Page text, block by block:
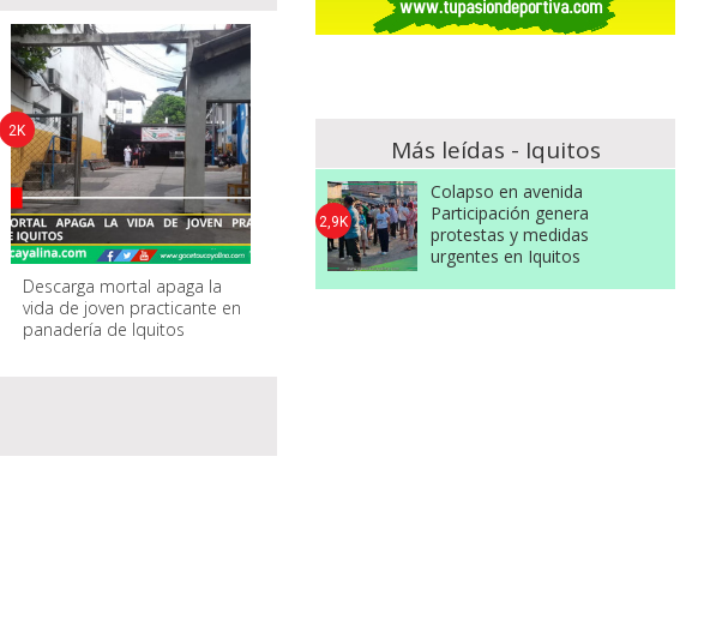
Descarga mortal apaga la
vida de joven practicante en
panadería de Iquitos
2K
Más leídas - Iquitos
Colapso en avenida
Participación genera
protestas y medidas
urgentes en Iquitos
2,9K